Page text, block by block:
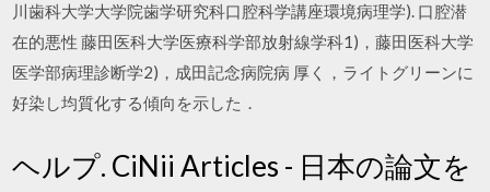
川歯科大学大学院歯学研究科口腔科学講座環境病理学). 口腔潜
在的悪性 藤田医科大学医療科学部放射線学科1)，藤田医科大学
医学部病理診断学2)，成田記念病院病 厚く，ライトグリーンに
好染し均質化する傾向を示した．
ヘルプ. CiNii Articles - 日本の論文を